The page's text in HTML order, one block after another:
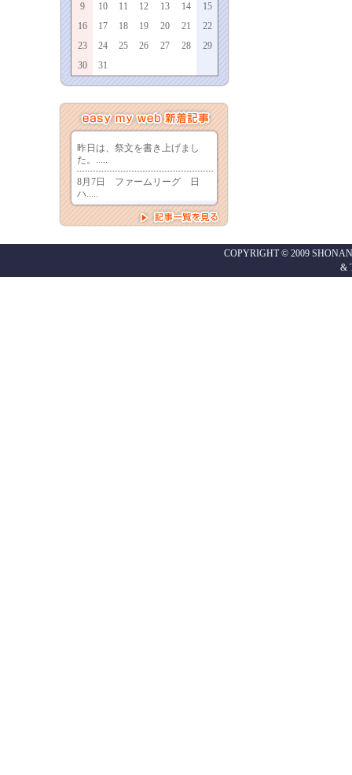
9
10 11 12 13 14
15
16
17 18 19 20 21
22
23
24 25 26 27 28
29
30
31
COPYRIGHT © 2009
&